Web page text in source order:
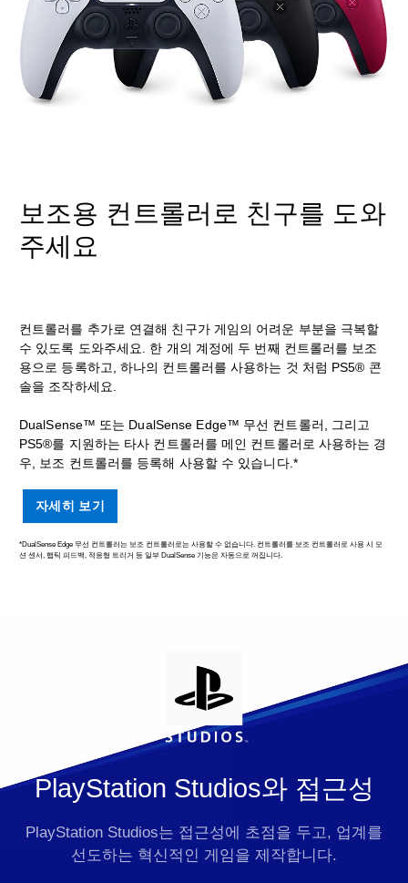
보조용 컨트롤러로 친구를 도와
주세요
컨트롤러를 추가로 연결해 친구가 게임의 어려운 부분을 극복할
수 있도록 도와주세요. 한 개의 계정에 두 번째 컨트롤러를 보조
용으로 등록하고, 하나의 컨트롤러를 사용하는 것 처럼 PS5® 콘
솔을 조작하세요.
DualSense™ 또는 DualSense Edge™ 무선 컨트롤러, 그리고
PS5®를 지원하는 타사 컨트롤러를 메인 컨트롤러로 사용하는 경
우, 보조 컨트롤러를 등록해 사용할 수 있습니다.*
자세히 보기
*DualSense Edge 무선 컨트롤러는 보조 컨트롤러로는 사용할 수 없습니다. 컨트롤러를 보조 컨트롤러로 사용 시 모
션 센서, 햅틱 피드백, 적응형 트리거 등 일부 DualSense 기능은 자동으로 꺼집니다.
PlayStation Studios와 접근성
PlayStation Studios는 접근성에 초점을 두고, 업계를
선도하는 혁신적인 게임을 제작합니다.